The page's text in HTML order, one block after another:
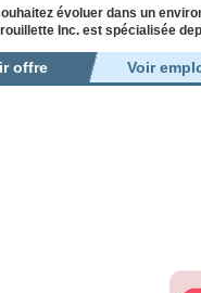
évoluer dans un
Inc. est spécialisée
offre Voir